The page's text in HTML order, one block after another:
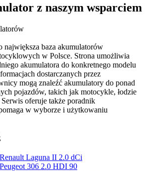
z naszym wsparciem
największa baza akumulatorów
w Polsce. Strona umożliwia
akumulatora do konkretnego modelu
dostarczanych przez
mogą znaleźć akumulatory do ponad
pojazdów, takich jak motocykle, łodzie
oferuje także poradnik
w wyborze i użytkowaniu
Laguna II 2.0 dCi
306 2.0 HDI 90